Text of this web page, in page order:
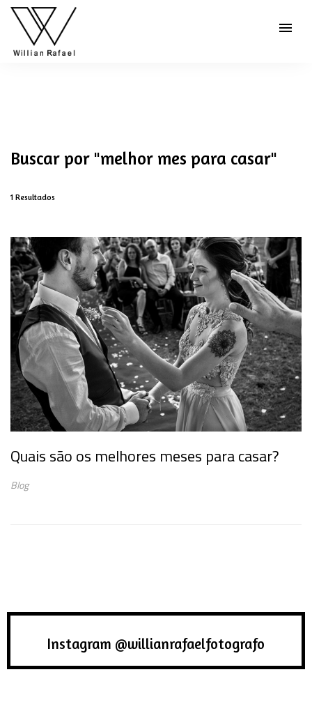
menu
Buscar por "melhor mes para casar"
1 Resultados
Quais são os melhores meses para casar?
Blog
Instagram @willianrafaelfotografo